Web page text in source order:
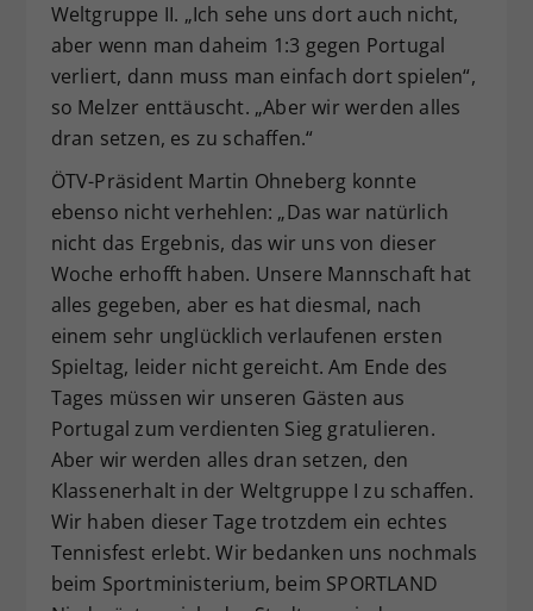
Weltgruppe II. „Ich sehe uns dort auch nicht,
aber wenn man daheim 1:3 gegen Portugal
verliert, dann muss man einfach dort spielen“,
so Melzer enttäuscht. „Aber wir werden alles
dran setzen, es zu schaffen.“
ÖTV-Präsident Martin Ohneberg konnte
ebenso nicht verhehlen: „Das war natürlich
nicht das Ergebnis, das wir uns von dieser
Woche erhofft haben. Unsere Mannschaft hat
alles gegeben, aber es hat diesmal, nach
einem sehr unglücklich verlaufenen ersten
Spieltag, leider nicht gereicht. Am Ende des
Tages müssen wir unseren Gästen aus
Portugal zum verdienten Sieg gratulieren.
Aber wir werden alles dran setzen, den
Klassenerhalt in der Weltgruppe I zu schaffen.
Wir haben dieser Tage trotzdem ein echtes
Tennisfest erlebt. Wir bedanken uns nochmals
beim Sportministerium, beim SPORTLAND